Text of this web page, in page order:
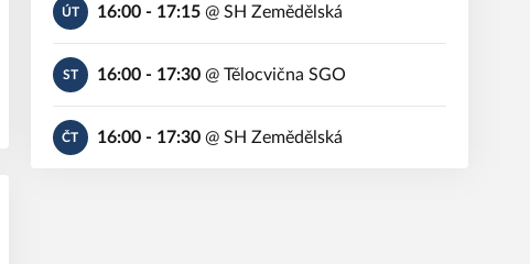
ÚT 16:00 - 17:15@ SH Zemědělská
ST 16:00 - 17:30@ Tělocvična SGO
ČT 16:00 - 17:30@ SH Zemědělská